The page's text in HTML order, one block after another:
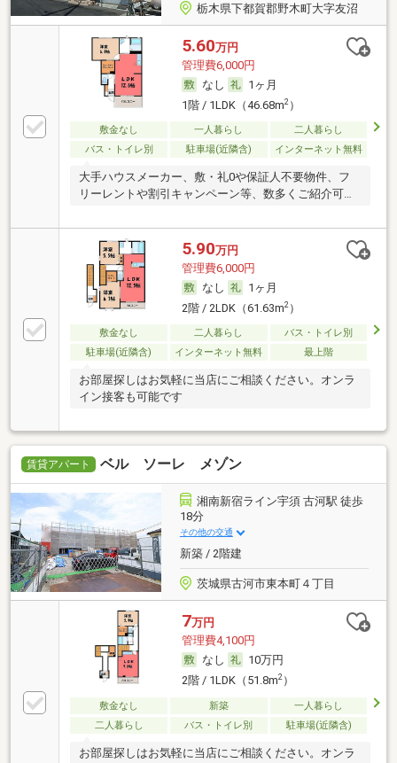
栃木県下都賀郡野木町大字友沼
5.60万円
管理費6,000円
なし
1ヶ月
1階 / 1LDK（46.68m2）
敷金なし 一人暮らし
二人暮らし
バス・トイレ別
駐車場(近隣含) インターネット無料
大手ハウスメーカー、敷・礼0や保証人不要物件、フ
リーレントや割引キャンペーン等、数多くご紹介可能
5.90万円
管理費6,000円
なし
1ヶ月
2階 / 2LDK（61.63m2）
敷金なし 二人暮らし
バス・トイレ別
駐車場(近隣含)
インターネット無料 最上階
お部屋探しはお気軽に当店にご相談ください。オンラ
イン接客も可能です
賃貸アパート ベル ソーレ メゾン
湘南新宿ライン宇須 古河駅 徒歩
18分
その他の交通
新築 / 2階建
茨城県古河市東本町４丁目
7万円
管理費4,100円
なし
10万円
2階 / 1LDK（51.8m2）
敷金なし 新築
一人暮らし
二人暮らし
バス・トイレ別 駐車場(近隣含)
お部屋探しはお気軽に当店にご相談ください。オンラ